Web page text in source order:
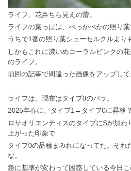
ライフ、花弁ちら見えの蕾。
ライフの葉っぱは、ぺっかぺかの照り葉
うちで1番の照り葉シューセルクルより
しかもこれに濃いめコーラルピンクの
のライフ。
前回の記事で間違った画像をアップして
ライフは、現在はタイプ0のバラ。
2025年春に、タイプ1→タイプ0に昇格
ロサオリエンティスのタイプにSが加
上がった印象で
タイプ0の品種まみれになってた。それ
な。
急に基準が変わって困惑している今日